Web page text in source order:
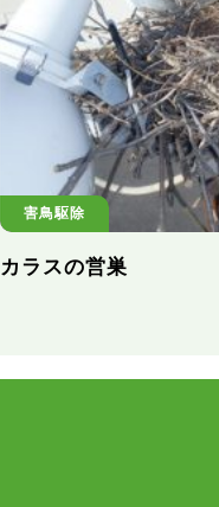
害鳥駆除
カラスの営巣